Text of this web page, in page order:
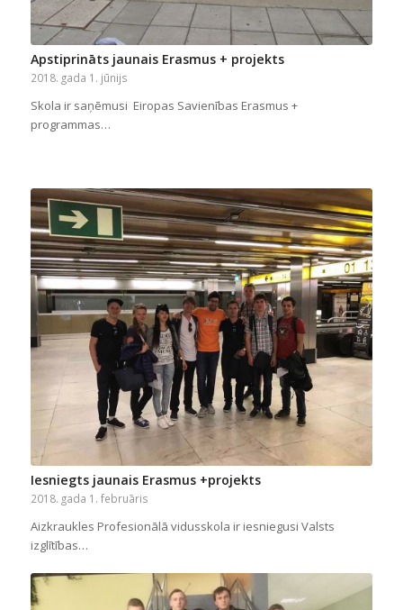
Apstiprināts jaunais Erasmus + projekts
2018. gada 1. jūnijs
Skola ir saņēmusi Eiropas Savienības Erasmus +
programmas…
Iesniegts jaunais Erasmus +projekts
2018. gada 1. februāris
Aizkraukles Profesionālā vidusskola ir iesniegusi Valsts
izglītības…